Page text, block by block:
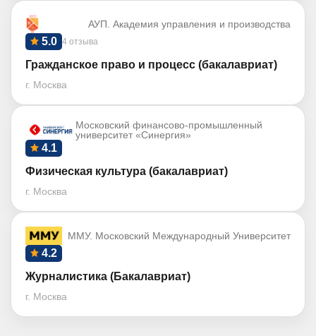
АУП. Академия управления и производства
4 отзыва
5.0
Гражданское право и процесс (бакалавриат)
г. Москва
Московский финансово-промышленный
университет «Синергия»
4.1
Физическая культура (бакалавриат)
г. Москва
ММУ. Московский Международный Университет
4.2
Журналистика (Бакалавриат)
г. Москва